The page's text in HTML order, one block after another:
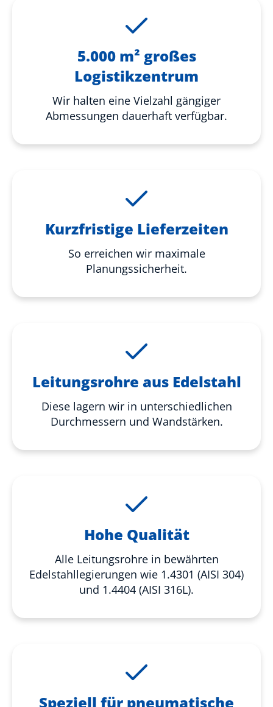
5.000 m² großes
Logistikzentrum
Wir halten eine Vielzahl gängiger
Abmessungen dauerhaft verfügbar.
Kurzfristige Lieferzeiten
So erreichen wir maximale
Planungssicherheit.
Leitungsrohre aus Edelstahl
Diese lagern wir in unterschiedlichen
Durchmessern und Wandstärken.
Hohe Qualität
Alle Leitungsrohre in bewährten
Edelstahllegierungen wie 1.4301 (AISI 304)
und 1.4404 (AISI 316L).
Speziell für pneumatische